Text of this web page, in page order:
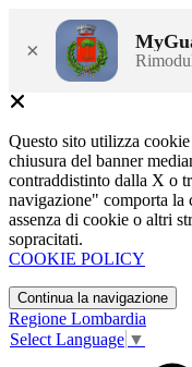
×
Questo sito utilizza
chiusura del banner
contraddistinto dalla X o
navigazione" comporta la
assenza di cookie o altri
sopracitati.
COOKIE POLICY
Continua la navigazione
Regione Lombardia
Select Language ▼